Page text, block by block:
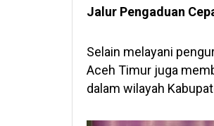
Jalur Pengaduan
Selain melayani
Aceh Timur juga
dalam wilayah